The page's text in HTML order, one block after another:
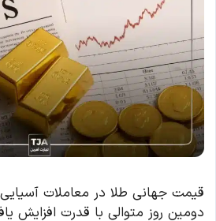
قیمت جهانی طلا در معاملات آسیایی